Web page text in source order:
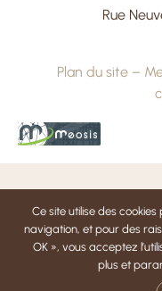
Rue
Plan du site –
Ce site utilise des
navigation, et pour des
OK », vous acceptez
plus et